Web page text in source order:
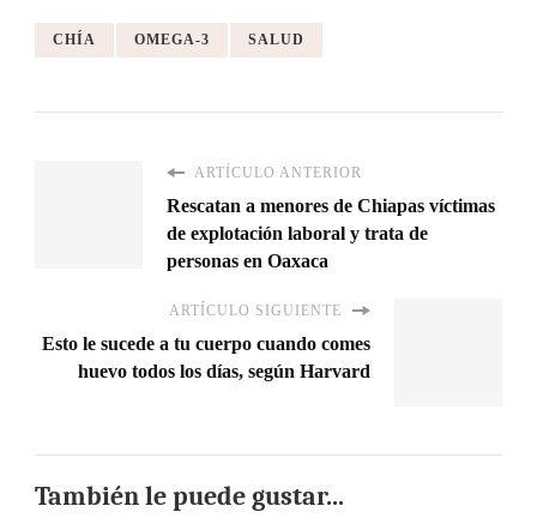
CHÍA OMEGA-3 SALUD
ARTÍCULO ANTERIOR
Rescatan a menores de Chiapas víctimas
de explotación laboral y trata de
personas en Oaxaca
ARTÍCULO SIGUIENTE
Esto le sucede a tu cuerpo cuando comes
huevo todos los días, según Harvard
También le puede gustar...